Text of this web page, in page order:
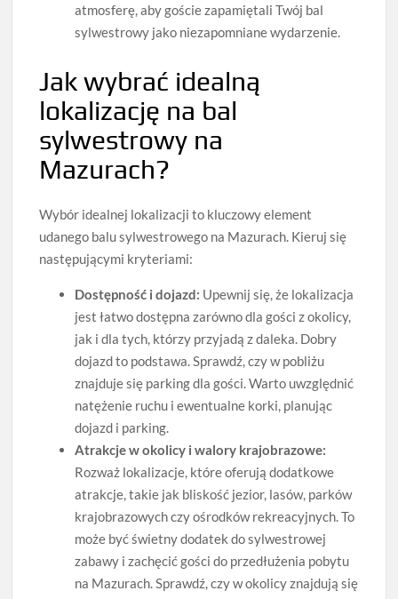
atmosferę, aby goście zapamiętali Twój bal
sylwestrowy jako niezapomniane wydarzenie.
Jak wybrać idealną
lokalizację na bal
sylwestrowy na
Mazurach?
Wybór idealnej lokalizacji to kluczowy element
udanego balu sylwestrowego na Mazurach. Kieruj się
następującymi kryteriami:
Dostępność i dojazd: Upewnij się, że lokalizacja
jest łatwo dostępna zarówno dla gości z okolicy,
jak i dla tych, którzy przyjadą z daleka. Dobry
dojazd to podstawa. Sprawdź, czy w pobliżu
znajduje się parking dla gości. Warto uwzględnić
natężenie ruchu i ewentualne korki, planując
dojazd i parking.
Atrakcje w okolicy i walory krajobrazowe:
Rozważ lokalizacje, które oferują dodatkowe
atrakcje, takie jak bliskość jezior, lasów, parków
krajobrazowych czy ośrodków rekreacyjnych. To
może być świetny dodatek do sylwestrowej
zabawy i zachęcić gości do przedłużenia pobytu
na Mazurach. Sprawdź, czy w okolicy znajdują się